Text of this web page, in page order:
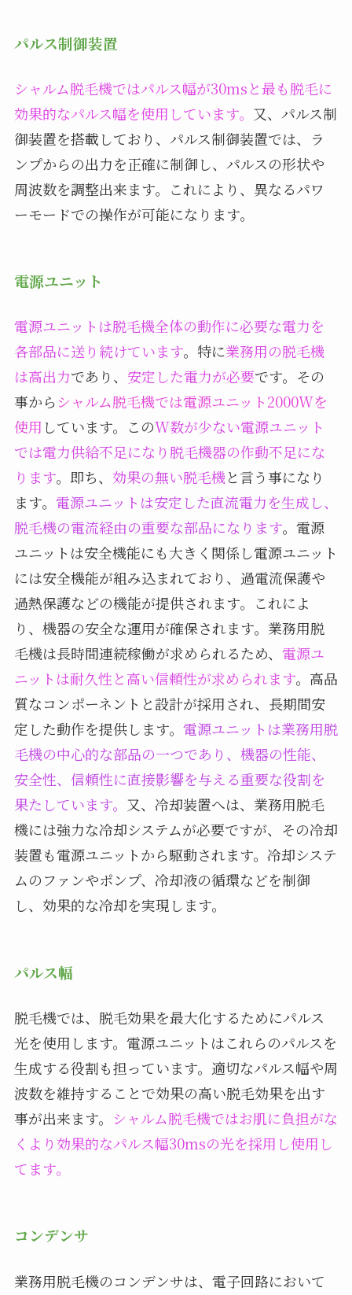
パルス制御装置
シャルム脱毛機ではパルス幅が30msと最も脱毛に
効果的なパルス幅を使用しています。 又、パルス制
御装置を搭載しており、パルス制御装置では、ラ
ンプからの出力を正確に制御し、パルスの形状や
周波数を調整出来ます。これにより、異なるパワ
ーモードでの操作が可能になります。
電源ユニット
電源ユニットは脱毛機全体の動作に必要な電力を
各部品に送り続けています。特に業務用の脱毛機
は高出力であり、 安定した電力が必要です。その
事からシャルム脱毛機では電源ユニット2000Wを
使用 しています。このW数が少ない電源ユニット
では電力供給不足になり脱毛機器の作動不足にな
ります。即ち、 効果の無い脱毛機と言う事になり
ます。 電源ユニットは安定した直流電力を生成し、
脱毛機の電流経由の重要な部品になります。電源
ユニットは安全機能にも大きく関係し電源ユニット
には安全機能が組み込まれており、過電流保護や
過熱保護などの機能が提供されます。これによ
り、機器の安全な運用が確保されます。業務用脱
毛機は長時間連続稼働が求められるため、 電源ユ
ニットは耐久性と高い信頼性が求められます。高品
質なコンポーネントと設計が採用され、長期間安
定した動作を提供します。 電源ユニットは業務用脱
毛機の中心的な部品の一つであり、機器の性能、
安全性、信頼性に直接影響を与える重要な役割を
果たしています。 又、冷却装置へは、業務用脱毛
機には強力な冷却システムが必要ですが、その冷却
装置も電源ユニットから駆動されます。冷却システ
ムのファンやポンプ、冷却液の循環などを制御
し、効果的な冷却を実現します。
パルス幅
脱毛機では、脱毛効果を最大化するためにパルス
光を使用します。電源ユニットはこれらのパルスを
生成する役割も担っています。適切なパルス幅や周
波数を維持することで効果の高い脱毛効果を出す
事が出来ます。 シャルム脱毛機ではお肌に負担がな
くより効果的なパルス幅30msの光を採用し使用し
てます。
コンデンサ
業務用脱毛機のコンデンサは、電子回路において